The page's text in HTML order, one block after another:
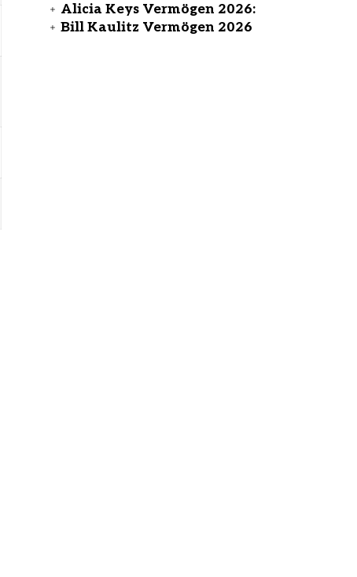
Alicia Keys Vermögen 2026:
Bill Kaulitz Vermögen 2026